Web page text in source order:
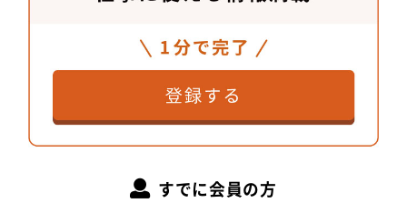
すでに会員の方